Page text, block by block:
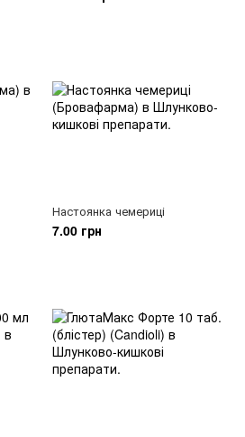
Настоянка чемериці
7.00 грн